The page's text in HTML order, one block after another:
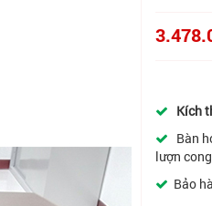
Kích
Bàn
lượn cong
Bảo